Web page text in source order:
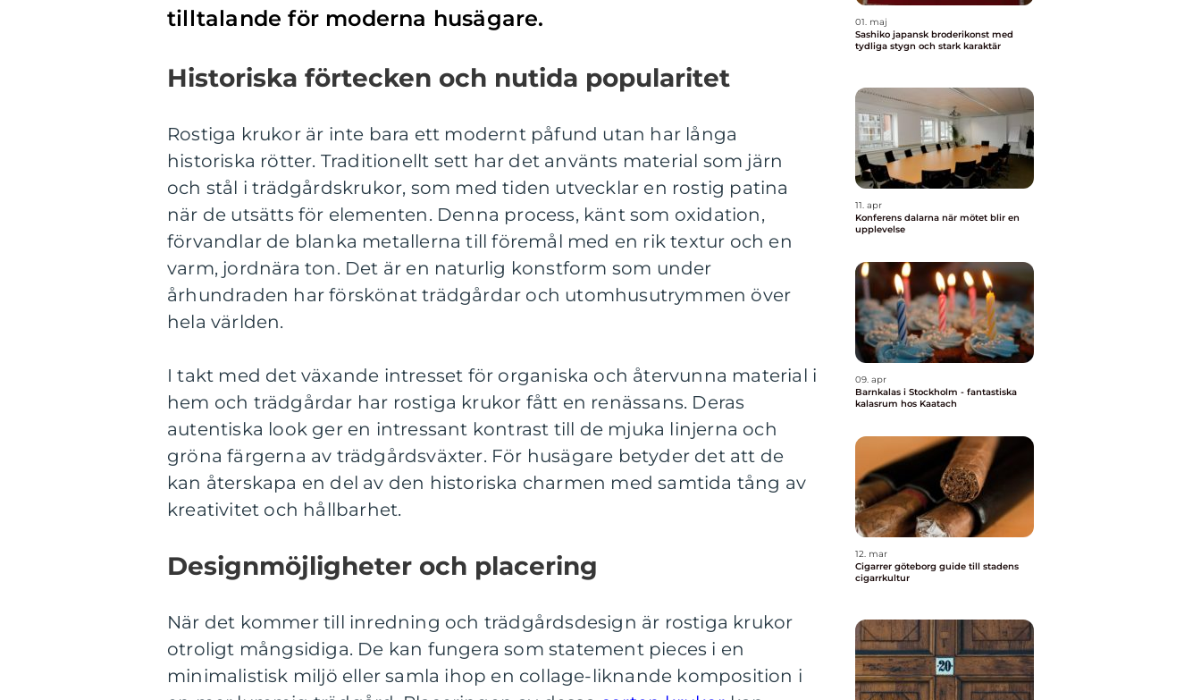
tilltalande för moderna husägare.
Historiska förtecken och nutida popularitet
Rostiga krukor är inte bara ett modernt påfund utan har långa
historiska rötter. Traditionellt sett har det använts material som järn
och stål i trädgårdskrukor, som med tiden utvecklar en rostig patina
när de utsätts för elementen. Denna process, känt som oxidation,
förvandlar de blanka metallerna till föremål med en rik textur och en
varm, jordnära ton. Det är en naturlig konstform som under
århundraden har förskönat trädgårdar och utomhusutrymmen över
hela världen.
I takt med det växande intresset för organiska och återvunna material i
hem och trädgårdar har rostiga krukor fått en renässans. Deras
autentiska look ger en intressant kontrast till de mjuka linjerna och
gröna färgerna av trädgårdsväxter. För husägare betyder det att de
kan återskapa en del av den historiska charmen med samtida tång av
kreativitet och hållbarhet.
Designmöjligheter och placering
När det kommer till inredning och trädgårdsdesign är rostiga krukor
otroligt mångsidiga. De kan fungera som statement pieces i en
minimalistisk miljö eller samla ihop en collage-liknande komposition i
01. maj
Sashiko japansk broderikonst med
tydliga stygn och stark karaktär
11. apr
Konferens dalarna när mötet blir en
upplevelse
09. apr
Barnkalas i Stockholm - fantastiska
kalasrum hos Kaatach
12. mar
Cigarrer göteborg guide till stadens
cigarrkultur